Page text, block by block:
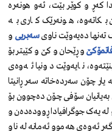
کەڕ و کوێر بێت، ئەو هونەرە
بکاتەوە، هونەرێک کاری بە
تەنها دەیەوێت ناویسەبریی و
و ڕێحان و کێ و کێیتر بۆ
نایەوێت دونیا ئەوەی
چۆن سەردەخاتە سەر ڕانیتا
بەیانیان سۆفی چۆن دەچوون بۆ
یەک جوگرافیادا ڕوودەدەن و
ئەوەی هەموو ئەمانە لە ناو